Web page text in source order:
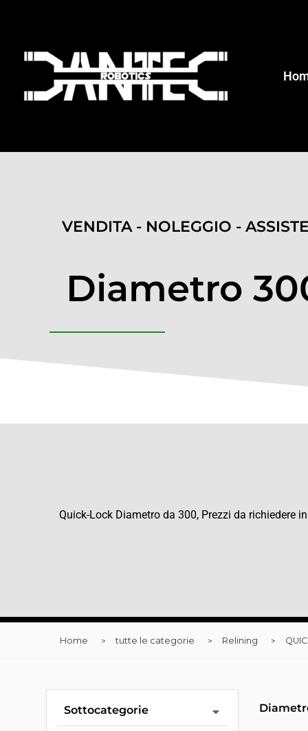
VENDITA - NOLEGGIO -
Diametro
Quick-Lock Diametro da 300, Prezzi da richiedere
Home tutte le categorie Relining
Sottocategorie